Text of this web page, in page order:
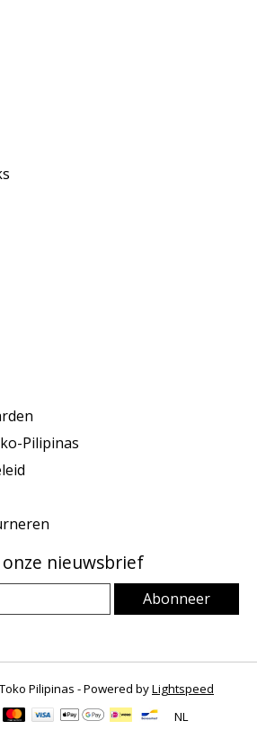
Pilipinas
nieuwsbrief
Abonneer
Pilipinas - Powered byLightspeed
NL